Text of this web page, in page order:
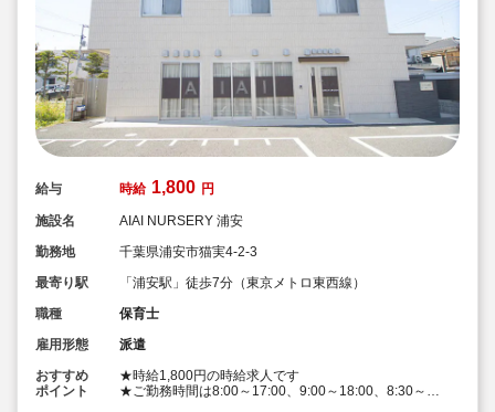
給与 時給 1,800 円
施設名
AIAI NURSERY 浦安
勤務地
千葉県浦安市猫実4-2-3
最寄り駅
「浦安駅」徒歩7分（東京メトロ東西線）
職種
保育士
雇用形態
派遣
おすすめ
ポイント
★時給1,800円の時給求人です
★ご勤務時間は8:00～17:00、9:00～18:00、8:30～